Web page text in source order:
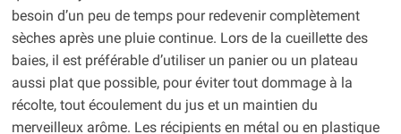
besoin d’un peu de temps pour redevenir complètement
sèches après une pluie continue. Lors de la cueillette des
baies, il est préférable d’utiliser un panier ou un plateau
aussi plat que possible, pour éviter tout dommage à la
récolte, tout écoulement du jus et un maintien du
merveilleux arôme. Les récipients en métal ou en plastique